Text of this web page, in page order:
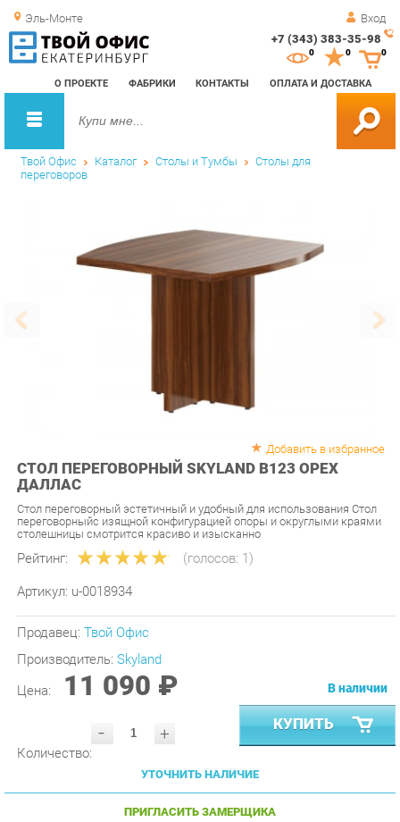
Эль-Монте Вход
+7 (343) 383-35-98
О ПРОЕКТЕ ФАБРИКИ КОНТАКТЫ ОПЛАТА И ДОСТАВКА
0 0
Твой Офис Каталог Столы и Тумбы Столы для
переговоров
СТОЛ ПЕРЕГОВОРНЫЙ SKYLAND В123 ОРЕХ
ДАЛЛАС
Стол переговорный эстетичный и удобный для использования Стол
столешницы смотрится красиво и изысканно
Рейтинг: (голосов:1)
Артикул: u-0018934
Производитель:Skyland
Цена: 11 090 ₽
УТОЧНИТЬ НАЛИЧИЕ
ПРИГЛАСИТЬ ЗАМЕРЩИКА
ГАРАНТИЯ ЛУЧШЕЙ ЦЕНЫ